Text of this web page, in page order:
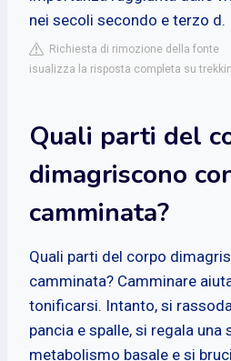
nei secoli secondo e terzo d.
Richiesta di rimozione della fonte
isualizza la risposta completa su
Quali parti del
dimagriscono
camminata?
Quali parti del corpo
camminata? Camminare
tonificarsi. Intanto, si
pancia e spalle, si regala
metabolismo basale e si